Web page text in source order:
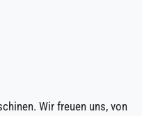
Wir freuen uns, von